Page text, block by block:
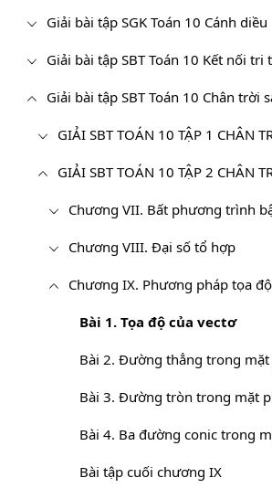
Giải bài tập SGK Toán 10 Cánh diều
Giải bài tập SBT Toán 10 Kết nối tri
Giải bài tập SBT Toán 10 Chân trời
GIẢI SBT TOÁN 10 TẬP 1 CHÂN
GIẢI SBT TOÁN 10 TẬP 2 CHÂN
Chương VII. Bất phương trình
Chương VIII. Đại số tổ hợp
Chương IX. Phương pháp tọa
Bài 1. Tọa độ của vectơ
Bài 2. Đường thẳng trong
Bài 3. Đường tròn trong mặt
Bài 4. Ba đường conic trong
Bài tập cuối chương IX